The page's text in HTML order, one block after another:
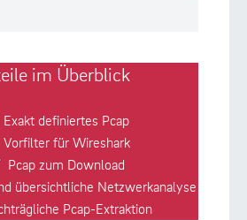
im Überblick
Exakt definiertes Pcap
Vorfilter für Wireshark
Pcap zum Download
übersichtliche Netzwerkanalyse
Pcap-Extraktion